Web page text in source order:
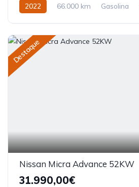
2022 66.000 km Gasolina
Destaque
Nissan Micra Advance 52KW
31.990,00€